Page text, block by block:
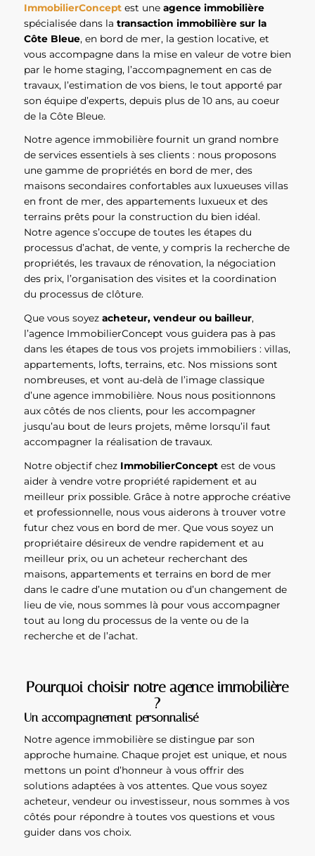
ImmobilierConceptest une agence immobilière
spécialisée dans la transaction immobilière sur la
Côte Bleue, en bord de mer, la gestion locative, et
vous accompagne dans la mise en valeur de votre bien
par le home staging, l’accompagnement en cas de
travaux, l’estimation de vos biens, le tout apporté par
son équipe d’experts, depuis plus de 10 ans, au coeur
de la Côte Bleue.
Notre agence immobilière fournit un grand nombre
de services essentiels à ses clients : nous proposons
une gamme de propriétés en bord de mer, des
maisons secondaires confortables aux luxueuses villas
en front de mer, des appartements luxueux et des
terrains prêts pour la construction du bien idéal.
Notre agence s’occupe de toutes les étapes du
processus d’achat, de vente, y compris la recherche de
propriétés, les travaux de rénovation, la négociation
des prix, l’organisation des visites et la coordination
du processus de clôture.
Que vous soyez acheteur, vendeur ou bailleur,
l’agence ImmobilierConcept vous guidera pas à pas
dans les étapes de tous vos projets immobiliers : villas,
appartements, lofts, terrains, etc. Nos missions sont
nombreuses, et vont au-delà de l’image classique
d’une agence immobilière. Nous nous positionnons
aux côtés de nos clients, pour les accompagner
jusqu’au bout de leurs projets, même lorsqu’il faut
accompagner la réalisation de travaux.
Notre objectif chez ImmobilierConceptest de vous
aider à vendre votre propriété rapidement et au
meilleur prix possible. Grâce à notre approche créative
et professionnelle, nous vous aiderons à trouver votre
futur chez vous en bord de mer. Que vous soyez un
propriétaire désireux de vendre rapidement et au
meilleur prix, ou un acheteur recherchant des
maisons, appartements et terrains en bord de mer
dans le cadre d’une mutation ou d’un changement de
lieu de vie, nous sommes là pour vous accompagner
tout au long du processus de la vente ou de la
recherche et de l’achat.
Pourquoi choisir notre agence immobilière
?
Un accompagnement personnalisé
Notre agence immobilière se distingue par son
approche humaine. Chaque projet est unique, et nous
mettons un point d’honneur à vous offrir des
solutions adaptées à vos attentes. Que vous soyez
acheteur, vendeur ou investisseur, nous sommes à vos
côtés pour répondre à toutes vos questions et vous
guider dans vos choix.